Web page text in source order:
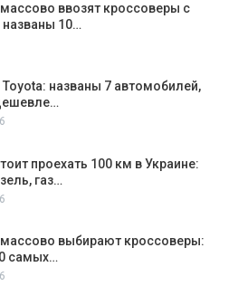
ввозят кроссоверы с
10…
названы 7 автомобилей,
проехать 100 км в Украине:
газ…
выбирают кроссоверы:
самых…